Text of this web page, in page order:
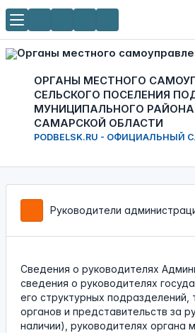
ОРГАНЫ МЕСТНОГО
СЕЛЬСКОГО ПОСЕЛЕНИЯ
МУНИЦИПАЛЬНОГО
САМАРСКОЙ ОБЛАСТИ
PODBELSK.RU - ОФИЦИАЛЬНЫЙ
Руководители
Cведения о руководителях
сведения о руководителях
его структурных подразделений,
органов и представительств за
наличии), руководителях органа